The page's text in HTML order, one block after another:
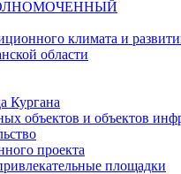
климата и
области
Кургана
объектов и объектов
проекта
площадки